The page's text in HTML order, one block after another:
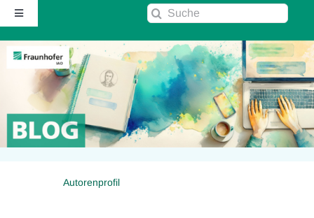
Zum
Inhalt
springen
Toggle
Navigation
Startseite
Über diesen Blog
Kontakt
Kommentarrichtlinie
Suche
Autorenprofil